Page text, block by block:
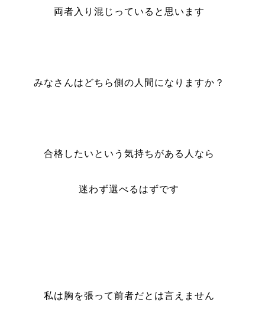
両者入り混じっていると思います
みなさんはどちら側の人間になりますか？
合格したいという気持ちがある人なら
迷わず選べるはずです
私は胸を張って前者だとは言えません